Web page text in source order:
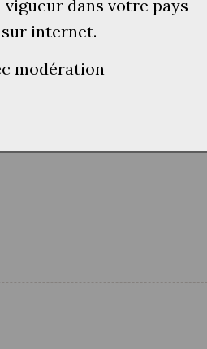
dans votre pays
internet.
modération